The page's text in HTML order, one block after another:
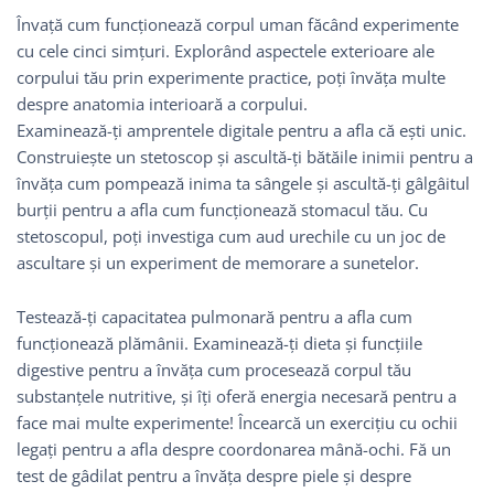
Învață cum funcționează corpul uman făcând experimente
cu cele cinci simțuri. Explorând aspectele exterioare ale
corpului tău prin experimente practice, poți învăța multe
despre anatomia interioară a corpului.
Examinează-ți amprentele digitale pentru a afla că ești unic.
Construiește un stetoscop și ascultă-ți bătăile inimii pentru a
învăța cum pompează inima ta sângele și ascultă-ți gâlgâitul
burții pentru a afla cum funcționează stomacul tău. Cu
stetoscopul, poți investiga cum aud urechile cu un joc de
ascultare și un experiment de memorare a sunetelor.
Testează-ți capacitatea pulmonară pentru a afla cum
funcționează plămânii. Examinează-ți dieta și funcțiile
digestive pentru a învăța cum procesează corpul tău
substanțele nutritive, și îți oferă energia necesară pentru a
face mai multe experimente! Încearcă un exercițiu cu ochii
legați pentru a afla despre coordonarea mână-ochi. Fă un
test de gâdilat pentru a învăța despre piele și despre